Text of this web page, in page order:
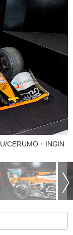
CERUMO・INGIN